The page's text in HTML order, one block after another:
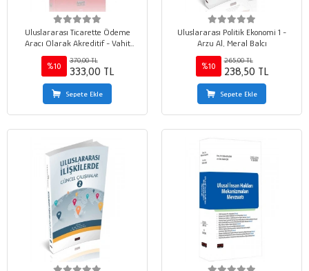
Uluslararası Ticarette Ödeme
Aracı Olarak Akreditif - Vahit
Doğan
%10
370,00 TL
333,00 TL
Sepete Ekle
Uluslararası Politik Ekonomi 1 -
Arzu Al, Meral Balcı
%10
265,00 TL
238,50 TL
Sepete Ekle